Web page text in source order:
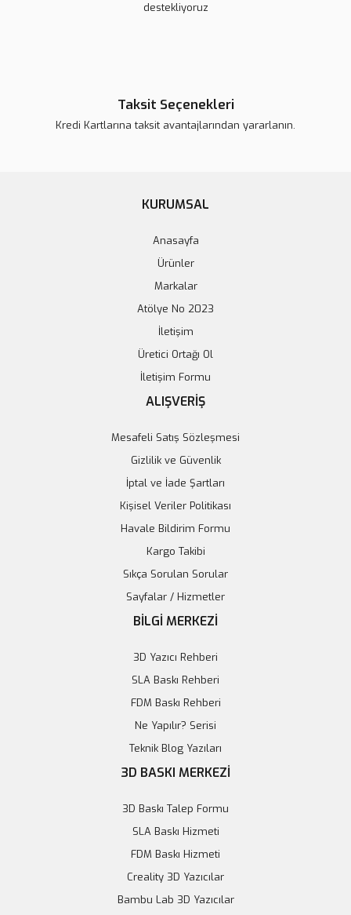
destekliyoruz
Taksit Seçenekleri
Kredi Kartlarına taksit avantajlarından yararlanın.
KURUMSAL
Anasayfa
Ürünler
Markalar
Atölye No 2023
İletişim
Üretici Ortağı Ol
İletişim Formu
ALIŞVERİŞ
Mesafeli Satış Sözleşmesi
Gizlilik ve Güvenlik
İptal ve İade Şartları
Kişisel Veriler Politikası
Havale Bildirim Formu
Kargo Takibi
Sıkça Sorulan Sorular
Sayfalar / Hizmetler
BİLGİ MERKEZİ
3D Yazıcı Rehberi
SLA Baskı Rehberi
FDM Baskı Rehberi
Ne Yapılır? Serisi
Teknik Blog Yazıları
3D BASKI MERKEZİ
3D Baskı Talep Formu
SLA Baskı Hizmeti
FDM Baskı Hizmeti
Creality 3D Yazıcılar
Bambu Lab 3D Yazıcılar